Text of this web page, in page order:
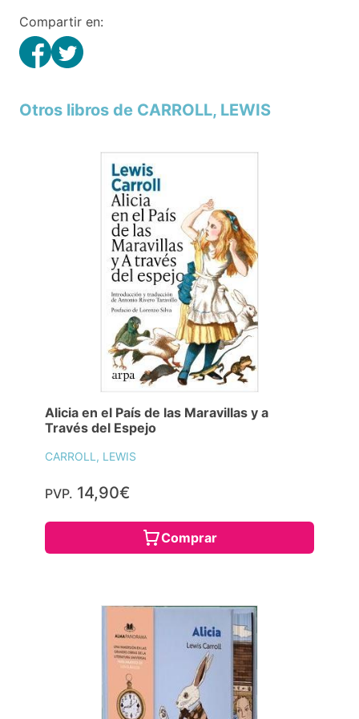
Compartir en:
Otros libros de CARROLL, LEWIS
Alicia en el País de las Maravillas y a
Través del Espejo
CARROLL, LEWIS
PVP. 14,90€
Comprar